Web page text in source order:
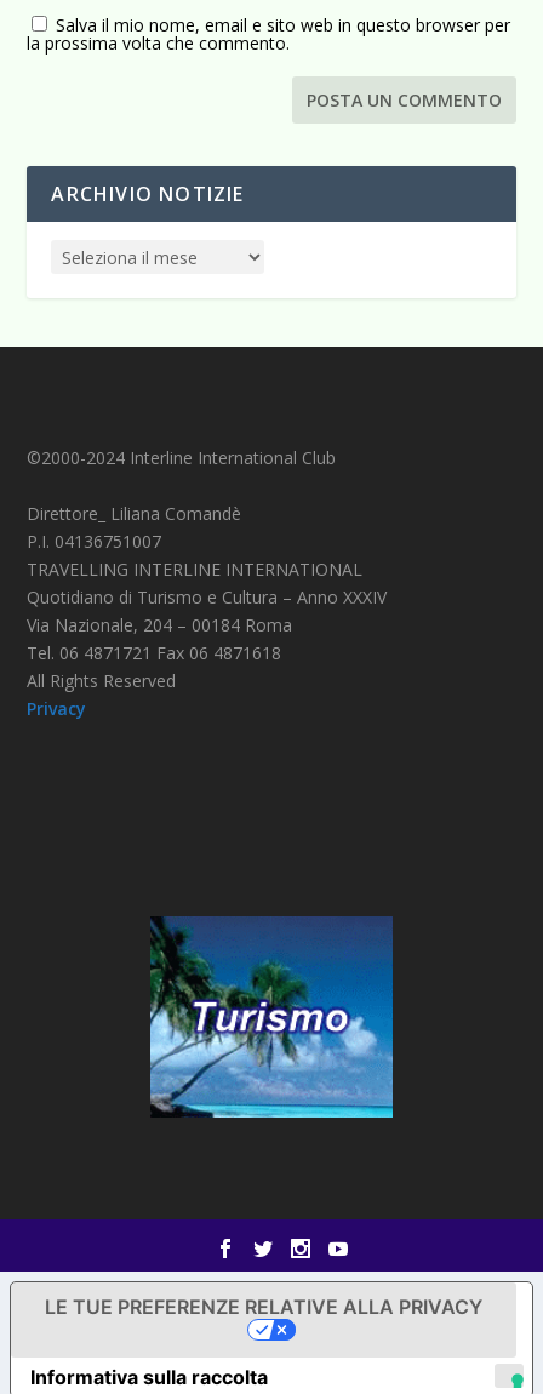
Salva il mio nome, email e sito web in questo browser per
la prossima volta che commento.
ARCHIVIO NOTIZIE
©2000-2024 Interline International Club
Direttore_ Liliana Comandè
P.I. 04136751007
TRAVELLING INTERLINE INTERNATIONAL
Quotidiano di Turismo e Cultura – Anno XXXIV
Via Nazionale, 204 – 00184 Roma
Tel. 06 4871721 Fax 06 4871618
All Rights Reserved
Privacy
Informativa sulla raccolta
LE TUE PREFERENZE RELATIVE ALLA PRIVACY